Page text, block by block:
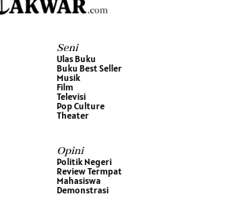
Seni
Ulas Buku
Buku Best Seller
Musik
Film
Televisi
Pop Culture
Theater
Opini
Politik Negeri
Review Termpat
Mahasiswa
Demonstrasi